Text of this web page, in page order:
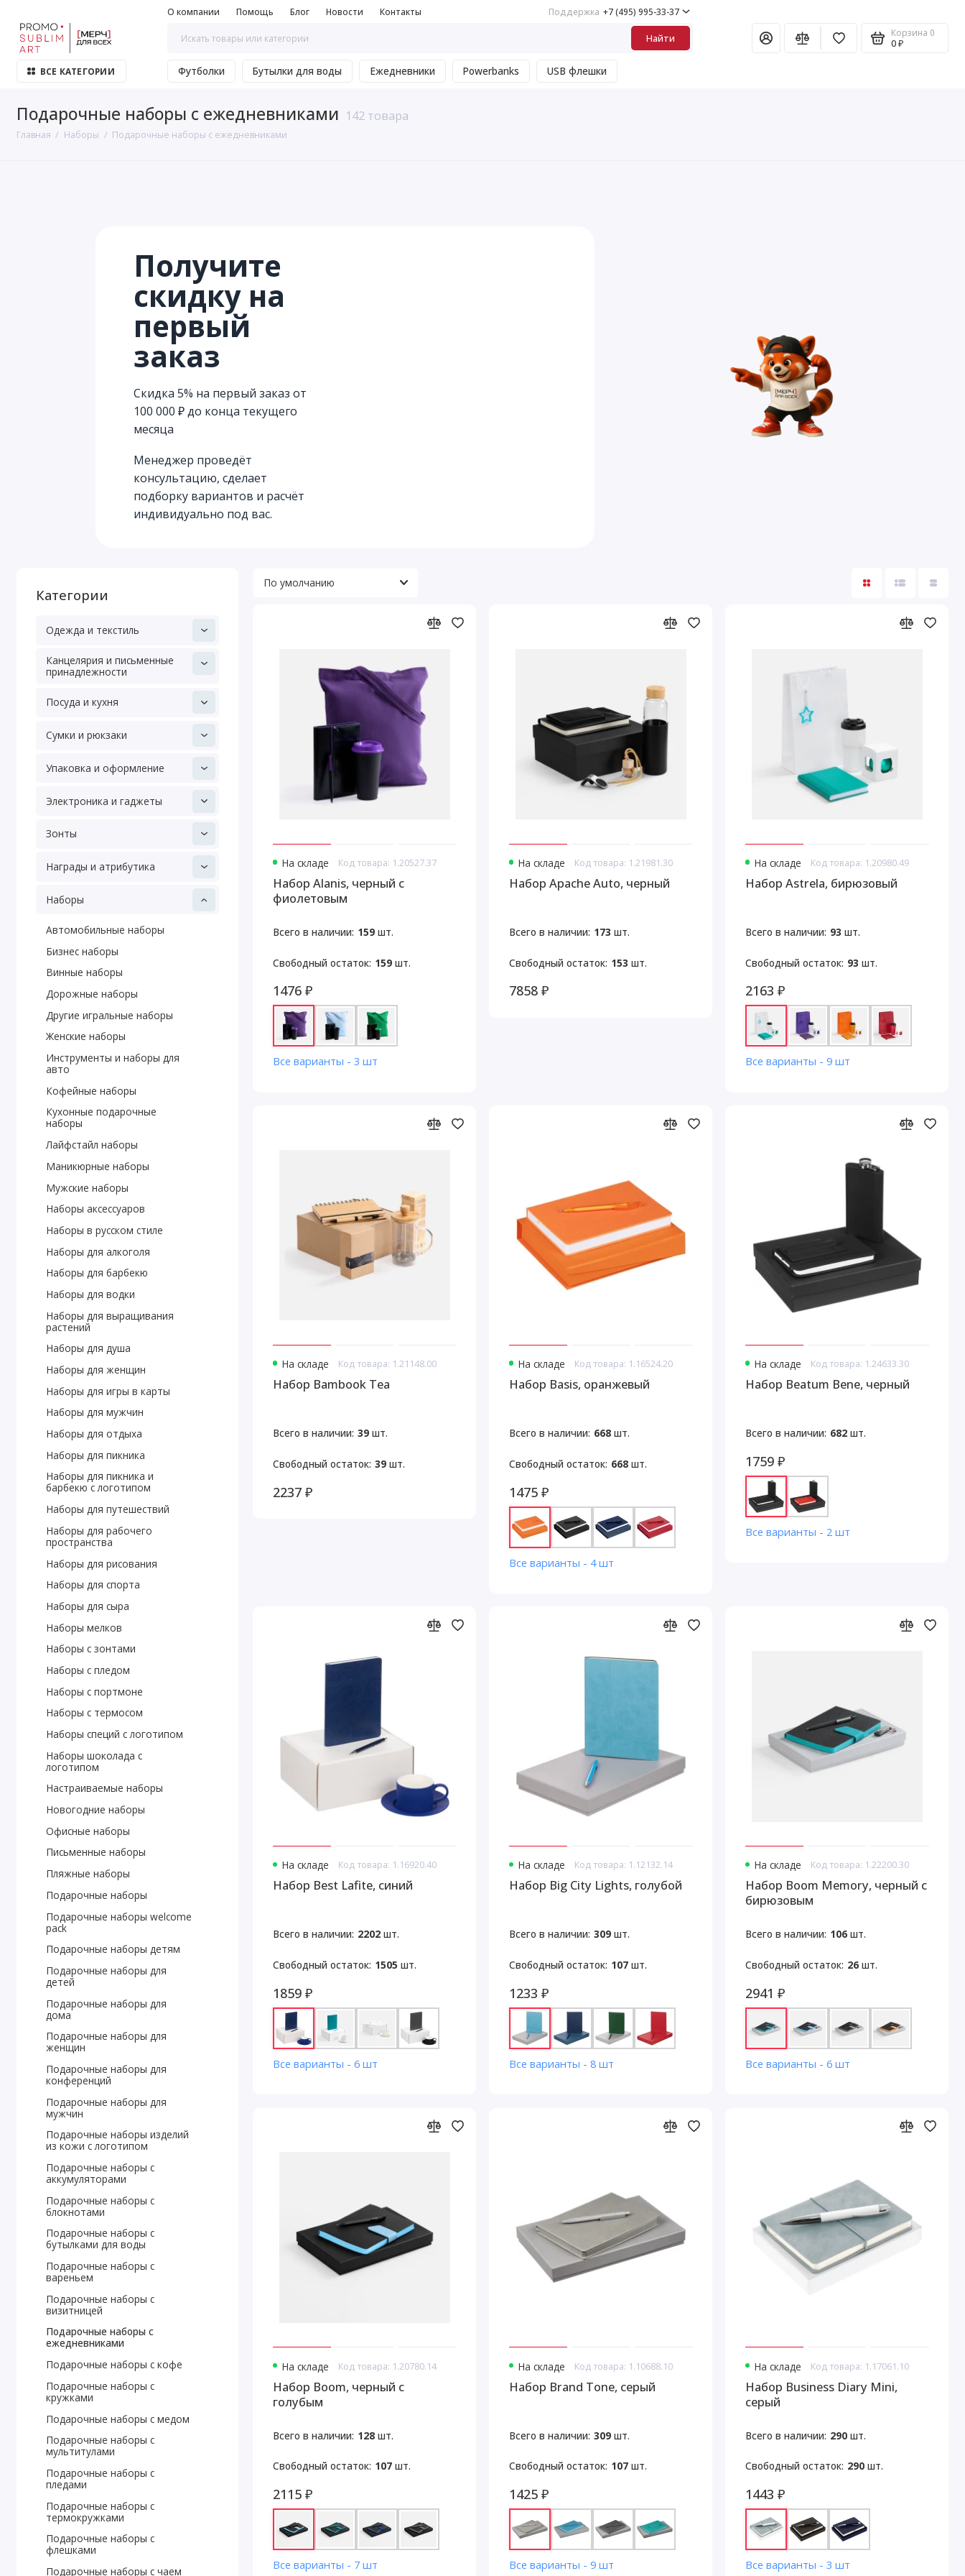
О компании Помощь Блог Новости Контакты Поддержка +7 (495) 995-33-37
Найти Корзина 0
0 ₽
ВСЕ КАТЕГОРИИ Футболки Бутылки для воды Ежедневники Powerbanks USB флешки
Подарочные наборы с ежедневниками 142 товара
Главная Наборы Подарочные наборы с ежедневниками
Получите
скидку на
первый
заказ
Скидка 5% на первый заказ от
100 000 ₽ до конца текущего
месяца
Менеджер проведёт
консультацию, сделает
подборку вариантов и расчёт
индивидуально под вас.
Категории
Одежда и текстиль
Канцелярия и письменные
принадлежности
Посуда и кухня
Сумки и рюкзаки
Упаковка и оформление
Электроника и гаджеты
Зонты
Награды и атрибутика
Наборы
Автомобильные наборы
Бизнес наборы
Винные наборы
Дорожные наборы
Другие игральные наборы
Женские наборы
Инструменты и наборы для
авто
Кофейные наборы
Кухонные подарочные
наборы
Лайфстайл наборы
Маникюрные наборы
Мужские наборы
Наборы аксессуаров
Наборы в русском стиле
Наборы для алкоголя
Наборы для барбекю
Наборы для водки
Наборы для выращивания
растений
Наборы для душа
Наборы для женщин
Наборы для игры в карты
Наборы для мужчин
Наборы для отдыха
Наборы для пикника
Наборы для пикника и
барбекю с логотипом
Наборы для путешествий
Наборы для рабочего
пространства
Наборы для рисования
Наборы для спорта
Наборы для сыра
Наборы мелков
Наборы с зонтами
Наборы с пледом
Наборы с портмоне
Наборы с термосом
Наборы специй с логотипом
Наборы шоколада с
логотипом
Настраиваемые наборы
Новогодние наборы
Офисные наборы
Письменные наборы
Пляжные наборы
Подарочные наборы
Подарочные наборы welcome
pack
Подарочные наборы детям
Подарочные наборы для
детей
Подарочные наборы для
дома
Подарочные наборы для
женщин
Подарочные наборы для
конференций
Подарочные наборы для
мужчин
Подарочные наборы изделий
из кожи с логотипом
Подарочные наборы с
аккумуляторами
Подарочные наборы с
блокнотами
Подарочные наборы с
бутылками для воды
Подарочные наборы с
вареньем
Подарочные наборы с
визитницей
Подарочные наборы с
ежедневниками
Подарочные наборы с кофе
Подарочные наборы с
кружками
Подарочные наборы с медом
Подарочные наборы с
мультитулами
Подарочные наборы с
пледами
Подарочные наборы с
термокружками
Подарочные наборы с
флешками
Подарочные наборы с чаем
На складе Код товара: 1.20527.37
Набор Alanis, черный с
фиолетовым
Всего в наличии: 159шт.
Свободный остаток: 159шт.
1476 ₽
Все варианты - 3 шт
На складе Код товара: 1.21981.30
Набор Apache Auto, черный
Всего в наличии: 173 шт.
Свободный остаток: 153 шт.
7858 ₽
На складе Код товара: 1.20980.49
Набор Astrela, бирюзовый
Всего в наличии: 93 шт.
Свободный остаток: 93 шт.
2163 ₽
Все варианты - 9 шт
На складе Код товара: 1.21148.00
Набор Bambook Tea
Всего в наличии: 39шт.
Свободный остаток: 39шт.
2237 ₽
На складе Код товара: 1.16524.20
Набор Basis, оранжевый
Всего в наличии: 668шт.
Свободный остаток: 668шт.
1475 ₽
Все варианты - 4 шт
На складе Код товара: 1.24633.30
Набор Beatum Bene, черный
Всего в наличии: 682шт.
1759 ₽
Все варианты - 2 шт
На складе Код товара: 1.16920.40
Набор Best Lafite, синий
Всего в наличии: 2202шт.
Свободный остаток: 1505 шт.
1859 ₽
Все варианты - 6 шт
На складе Код товара: 1.12132.14
Набор Big City Lights, голубой
Всего в наличии: 309шт.
Свободный остаток: 107шт.
1233 ₽
Все варианты - 8 шт
На складе Код товара: 1.22200.30
Набор Boom Memory, черный с
бирюзовым
Всего в наличии: 106шт.
Свободный остаток: 26шт.
2941 ₽
Все варианты - 6 шт
На складе Код товара: 1.20780.14
Набор Boom, черный с
голубым
Всего в наличии: 128шт.
Свободный остаток: 107шт.
2115 ₽
Все варианты - 7 шт
На складе Код товара: 1.10688.10
Набор Brand Tone, серый
Всего в наличии: 309шт.
Свободный остаток: 107шт.
1425 ₽
Все варианты - 9 шт
На складе Код товара: 1.17061.10
Набор Business Diary Mini,
серый
Всего в наличии: 290шт.
Свободный остаток: 290шт.
1443 ₽
Все варианты - 3 шт